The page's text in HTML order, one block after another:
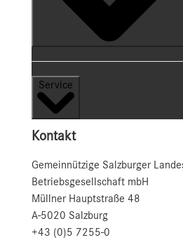
Service
Kontakt
Gemeinnützige Salzburger
Betriebsgesellschaft mbH
Müllner Hauptstraße 48
A-5020 Salzburg
+43 (0)5 7255-0